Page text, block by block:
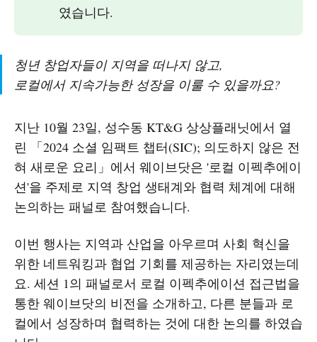
였습니다.
청년 창업자들이 지역을 떠나지 않고,
로컬에서 지속가능한 성장을 이룰 수 있을까요?
지난 10월 23일, 성수동 KT&G 상상플래닛에서 열
린 「2024 소셜 임팩트 챕터(SIC); 의도하지 않은 전
혀 새로운 요리」에서 웨이브닷은 '로컬 이펙추에이
션'을 주제로 지역 창업 생태계와 협력 체계에 대해
논의하는 패널로 참여했습니다.
이번 행사는 지역과 산업을 아우르며 사회 혁신을
위한 네트워킹과 협업 기회를 제공하는 자리였는데
요. 세션 1의 패널로서 로컬 이펙추에이션 접근법을
통한 웨이브닷의 비전을 소개하고, 다른 분들과 로
컬에서 성장하며 협력하는 것에 대한 논의를 하였습